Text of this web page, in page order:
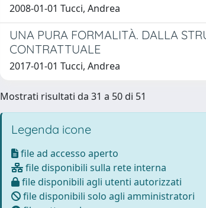
2008-01-01 Tucci, Andrea
UNA PURA FORMALITÀ. DALLA
CONTRATTUALE
2017-01-01 Tucci, Andrea
Mostrati risultati da 31 a 50 di 51
Legenda icone
file ad accesso aperto
file disponibili sulla rete interna
file disponibili agli utenti autorizzati
file disponibili solo agli amministratori